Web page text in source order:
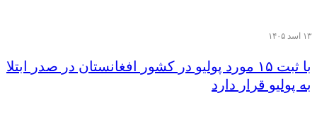
۱۳ اسد ۱۴۰۵
با ثبت ۱۵ مورد پولیو در کشور افغانستان در صدر ابتلا
به پولیو قرار دارد